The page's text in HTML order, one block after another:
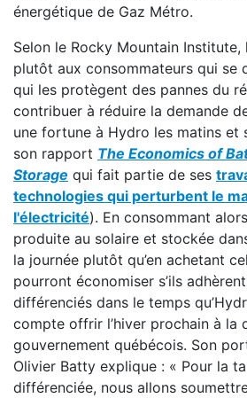
énergétique de Gaz Métro.
Selon le Rocky Mountain Institute,
plutôt aux consommateurs qui se
qui les protègent des pannes du
contribuer à réduire la demande
une fortune à Hydro les matins et
son rapport The Economics of
Storage qui fait partie de ses
technologies qui perturbent le
l'électricité). En consommant
produite au solaire et stockée
la journée plutôt qu’en achetant
pourront économiser s’ils
différenciés dans le temps
compte offrir l’hiver prochain à la
gouvernement québécois. Son
Olivier Batty explique : « Pour la
différenciée, nous allons